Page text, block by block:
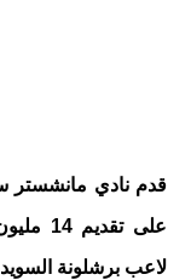
قدم نادي مانشستر
على
لاعب برشلونة